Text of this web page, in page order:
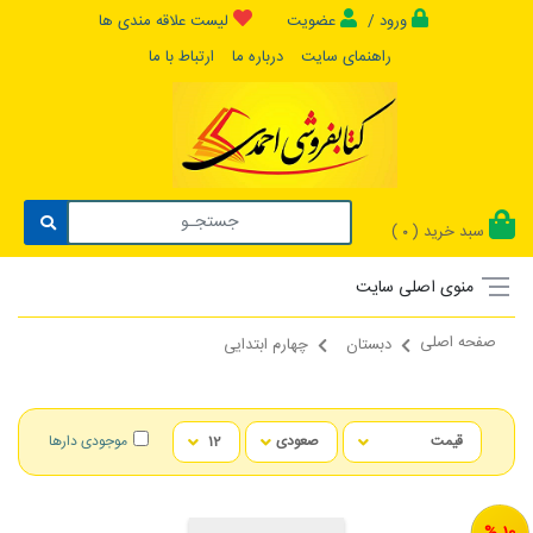
ورود / عضویت
لیست علاقه مندی ها
راهنمای سایت
درباره ما ارتباط با ما
سبد خرید ( 0
)
منوی اصلی سایت
صفحه اصلی دبستان چهارم ابتدایی
موجودی دارها